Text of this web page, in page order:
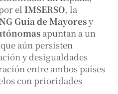
el IMSERSO, la
Guía de Mayoresy
apuntan a un
aún persisten
y desigualdades
entre ambos países
con prioridades